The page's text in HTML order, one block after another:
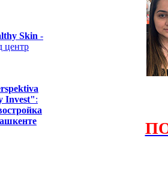
Skin -
центр
Invest":